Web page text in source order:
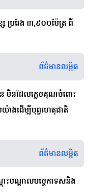
ែ ប្រវែង ៣,៩០០ម៉ែត្រ ពី
ព័ត៌មានលម្អិត
ន មិនដែលភ្លេចគុណចំពោះ
ាងដើម្បីបុព្វហេតុជាតិ
ព័ត៌មានលម្អិត
ណ្តុះបណ្តាលបច្ចេកទេសនិង